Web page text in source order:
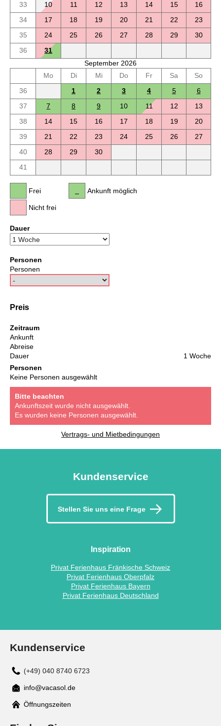
33
10 11 12 13 14 15
16
34
17 18 19 20 21 22
23
35
24 25 26 27 28 29
30
36
31
September 2026
Mo
Di Mi Do Fr Sa
So
36
1 2 3 4 5
6
37
7 8 9 10 11 12
13
38
14 15 16 17 18 19
20
39
21 22 23 24 25 26
27
40
28 29
30
41
Frei
Nicht frei
Ankunft möglich
Dauer
Personen
Personen
Preis
Zeitraum
Ankunft
Abreise
Dauer
1 Woche
Personen
Keine Personen ausgewählt
Bitte beachten
Ankunftszeit wurde nicht ausgewählt.
Es wurden keine Personen ausgewählt.
Vertrags- und Mietbedingungen
Kundenservice
Stellen Sie uns eine Frage
Inspiration
Privat Ferienhaus Fränkische Schweiz
Privat Ferienhaus Oberpfalz
Privat Ferienhaus Bayern
Privat Ferienhaus Deutschland
Kundenservice
(+49) 040 8740 6723
Mail
info@vacasol.de
Öffnungszeiten